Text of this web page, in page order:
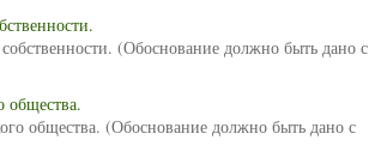
(Обоснование должно быть дано с
общества.
общества. (Обоснование должно быть дано с